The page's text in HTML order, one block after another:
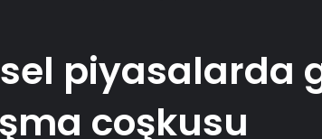
piyasalarda
coşkusu